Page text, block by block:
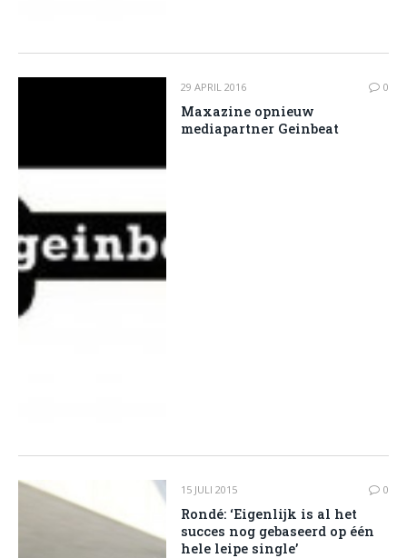
29 APRIL 2016 0
Maxazine opnieuw
mediapartner Geinbeat
15 JULI 2015 0
Rondé: ‘Eigenlijk is al het
succes nog gebaseerd op één
hele leipe single’